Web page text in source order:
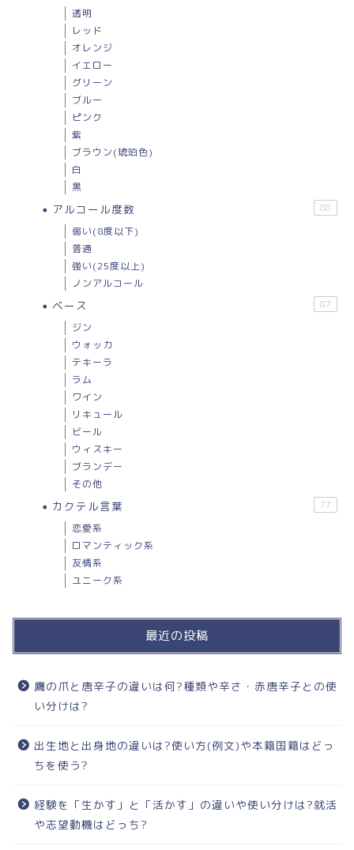
透明
レッド
オレンジ
イエロー
グリーン
ブルー
ピンク
紫
ブラウン(琥珀色)
白
黒
アルコール度数 88
弱い(8度以下)
普通
強い(25度以上)
ノンアルコール
ベース 87
ジン
ウォッカ
テキーラ
ラム
ワイン
リキュール
ビール
ウィスキー
ブランデー
その他
カクテル言葉 77
恋愛系
ロマンティック系
友情系
ユニーク系
最近の投稿
鷹の爪と唐辛子の違いは何?種類や辛さ・赤唐辛子との使
い分けは?
出生地と出身地の違いは?使い方(例文)や本籍国籍はどっ
ちを使う?
経験を「生かす」と「活かす」の違いや使い分けは?就活
や志望動機はどっち?